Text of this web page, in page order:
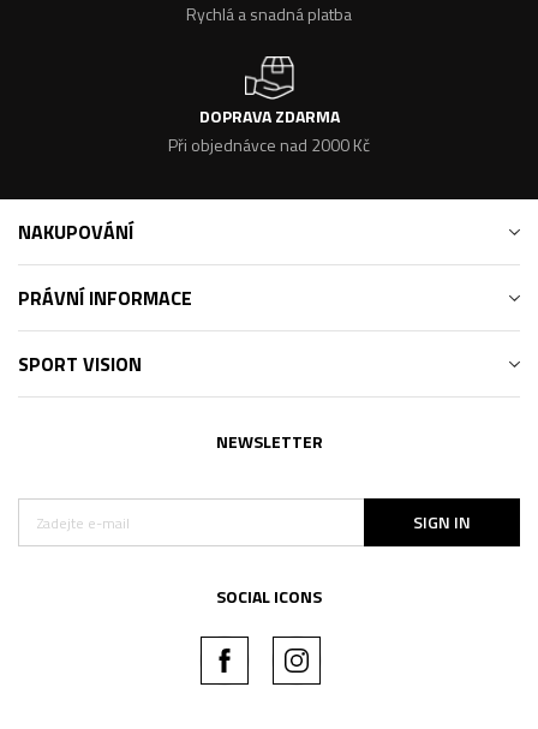
Rychlá a snadná platba
DOPRAVA ZDARMA
Při objednávce nad 2000 Kč
NAKUPOVÁNÍ
PRÁVNÍ INFORMACE
SPORT VISION
NEWSLETTER
SIGN IN
SOCIAL ICONS